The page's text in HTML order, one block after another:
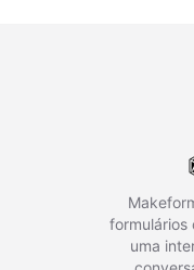
formulários
uma